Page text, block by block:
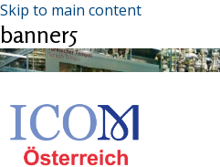
Skip to main content
banner5